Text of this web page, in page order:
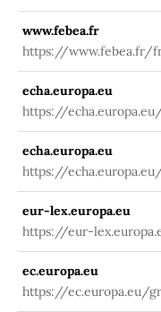
databases/cosing/
www.febea.fr
https://www.febea.fr/
echa.europa.eu
https://
information/-/
echa.europa.eu
https://
profile/-/briefprofile/
eur-lex.europa.eu
https://eur-
ec.europa.eu
https://ec.europa.eu/